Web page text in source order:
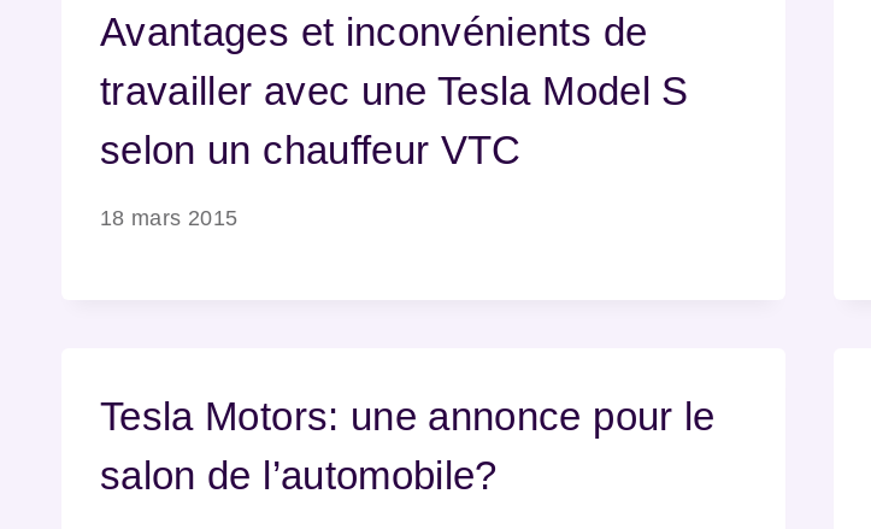
Avantages et inconvénients de
travailler avec une Tesla Model S
selon un chauffeur VTC
18 mars 2015
Tesla Motors: une annonce pour le
salon de l’automobile?